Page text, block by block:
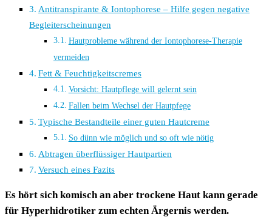
Antitranspirante & Iontophorese – Hilfe gegen negative
Begleiterscheinungen
Hautprobleme während der Iontophorese-Therapie
vermeiden
Fett & Feuchtigkeitscremes
Vorsicht: Hautpflege will gelernt sein
Fallen beim Wechsel der Hautpfege
Typische Bestandteile einer guten Hautcreme
So dünn wie möglich und so oft wie nötig
Abtragen überflüssiger Hautpartien
Versuch eines Fazits
Es hört sich komisch an aber trockene Haut kann gerade
für Hyperhidrotiker zum echten Ärgernis werden.